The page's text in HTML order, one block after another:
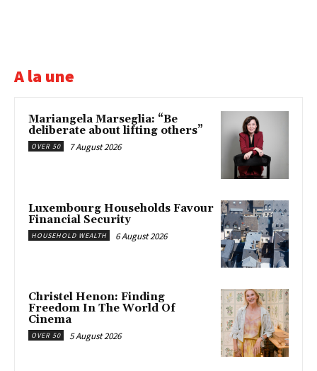
A la une
Mariangela Marseglia: “Be
deliberate about lifting others”
OVER 50 7 August 2026
Luxembourg Households Favour
Financial Security
HOUSEHOLD WEALTH 6 August 2026
Christel Henon: Finding
Freedom In The World Of
Cinema
OVER 50 5 August 2026